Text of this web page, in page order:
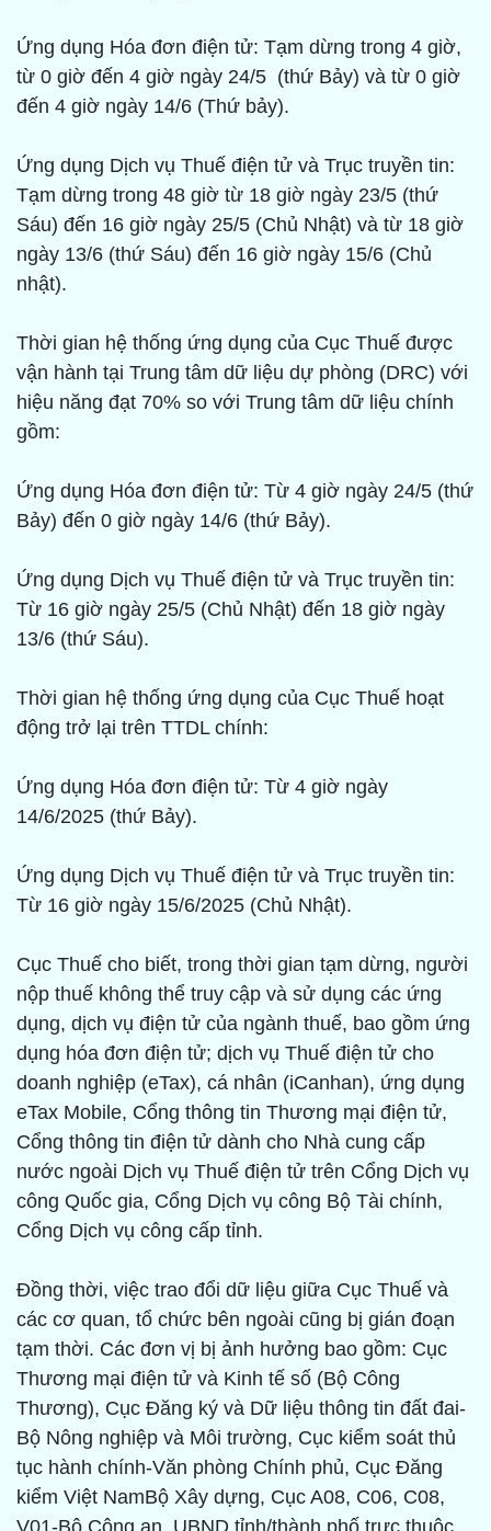
Ứng dụng Hóa đơn điện tử: Tạm dừng trong 4 giờ,
từ 0 giờ đến 4 giờ ngày 24/5 (thứ Bảy) và từ 0 giờ
đến 4 giờ ngày 14/6 (Thứ bảy).
Ứng dụng Dịch vụ Thuế điện tử và Trục truyền tin:
Tạm dừng trong 48 giờ từ 18 giờ ngày 23/5 (thứ
Sáu) đến 16 giờ ngày 25/5 (Chủ Nhật) và từ 18 giờ
ngày 13/6 (thứ Sáu) đến 16 giờ ngày 15/6 (Chủ
nhật).
Thời gian hệ thống ứng dụng của Cục Thuế được
vận hành tại Trung tâm dữ liệu dự phòng (DRC) với
hiệu năng đạt 70% so với Trung tâm dữ liệu chính
gồm:
Ứng dụng Hóa đơn điện tử: Từ 4 giờ ngày 24/5 (thứ
Bảy) đến 0 giờ ngày 14/6 (thứ Bảy).
Ứng dụng Dịch vụ Thuế điện tử và Trục truyền tin:
Từ 16 giờ ngày 25/5 (Chủ Nhật) đến 18 giờ ngày
13/6 (thứ Sáu).
Thời gian hệ thống ứng dụng của Cục Thuế hoạt
động trở lại trên TTDL chính:
Ứng dụng Hóa đơn điện tử: Từ 4 giờ ngày
14/6/2025 (thứ Bảy).
Ứng dụng Dịch vụ Thuế điện tử và Trục truyền tin:
Từ 16 giờ ngày 15/6/2025 (Chủ Nhật).
Cục Thuế cho biết, trong thời gian tạm dừng, người
nộp thuế không thể truy cập và sử dụng các ứng
dụng, dịch vụ điện tử của ngành thuế, bao gồm ứng
dụng hóa đơn điện tử; dịch vụ Thuế điện tử cho
doanh nghiệp (eTax), cá nhân (iCanhan), ứng dụng
eTax Mobile, Cổng thông tin Thương mại điện tử,
Cổng thông tin điện tử dành cho Nhà cung cấp
nước ngoài Dịch vụ Thuế điện tử trên Cổng Dịch vụ
công Quốc gia, Cổng Dịch vụ công Bộ Tài chính,
Cổng Dịch vụ công cấp tỉnh.
Đồng thời, việc trao đổi dữ liệu giữa Cục Thuế và
các cơ quan, tổ chức bên ngoài cũng bị gián đoạn
tạm thời. Các đơn vị bị ảnh hưởng bao gồm: Cục
Thương mại điện tử và Kinh tế số (Bộ Công
Thương), Cục Đăng ký và Dữ liệu thông tin đất đai-
Bộ Nông nghiệp và Môi trường, Cục kiểm soát thủ
tục hành chính-Văn phòng Chính phủ, Cục Đăng
kiểm Việt NamBộ Xây dựng, Cục A08, C06, C08,